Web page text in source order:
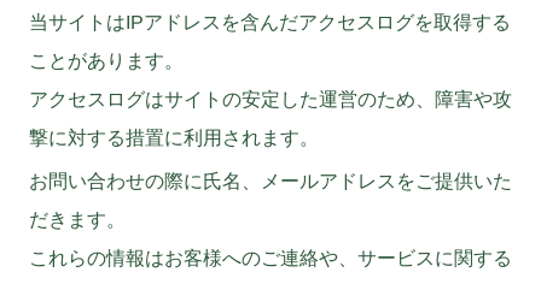
当サイトはIPアドレスを含んだアクセスログを取得する
ことがあります。
アクセスログはサイトの安定した運営のため、障害や攻
撃に対する措置に利用されます。
お問い合わせの際に氏名、メールアドレスをご提供いた
だきます。
これらの情報はお客様へのご連絡や、サービスに関する